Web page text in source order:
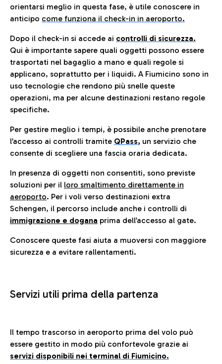
orientarsi meglio in questa fase, è utile conoscere in
anticipo come funziona il check-in in aeroporto.
Dopo il check-in si accede ai controlli di sicurezza.
Qui è importante sapere quali oggetti possono essere
trasportati nel bagaglio a mano e quali regole si
applicano, soprattutto per i liquidi. A Fiumicino sono in
uso tecnologie che rendono più snelle queste
operazioni, ma per alcune destinazioni restano regole
specifiche.
Per gestire meglio i tempi, è possibile anche prenotare
l’accesso ai controlli tramite QPass, un servizio che
consente di scegliere una fascia oraria dedicata.
In presenza di oggetti non consentiti, sono previste
soluzioni per il loro smaltimento direttamente in
aeroporto. Per i voli verso destinazioni extra
Schengen, il percorso include anche i controlli di
immigrazione e dogana prima dell’accesso al gate.
Conoscere queste fasi aiuta a muoversi con maggiore
sicurezza e a evitare rallentamenti.
Servizi utili prima della partenza
Il tempo trascorso in aeroporto prima del volo può
essere gestito in modo più confortevole grazie ai
servizi disponibili nei terminal di Fiumicino.